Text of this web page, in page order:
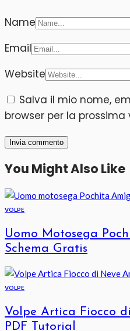
Name
Email
Website
Salva il mio nome,
browser per la
You Might Also Like
VOLPE
Uomo Motosega
Schema Gratis
VOLPE
Volpe Artica Fiocco
PDF Tutorial